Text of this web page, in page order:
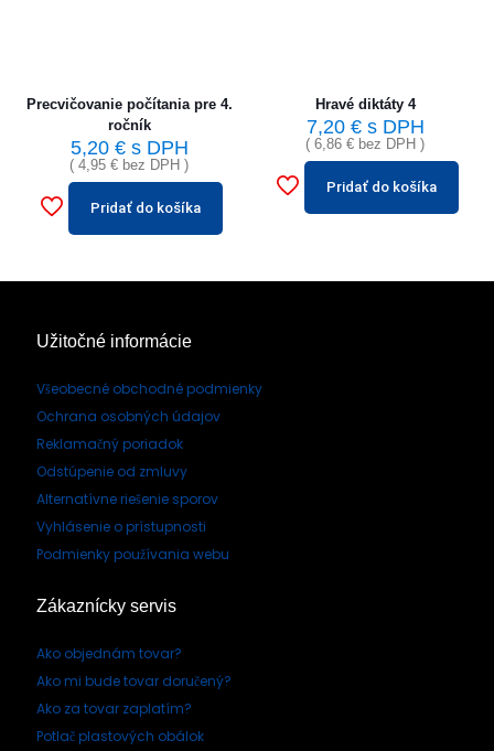
Precvičovanie počítania pre 4.
ročník
5,20 €s DPH
( 4,95 € bez DPH )
Pridať do košíka
Hravé diktáty 4
7,20 €s DPH
( 6,86 € bez DPH )
Pridať do košíka
Užitočné informácie
Všeobecné obchodné podmienky
Ochrana osobných údajov
Reklamačný poriadok
Odstúpenie od zmluvy
Alternatívne riešenie sporov
Vyhlásenie o prístupnosti
Podmienky používania webu
Zákaznícky servis
Ako objednám tovar?
Ako mi bude tovar doručený?
Ako za tovar zaplatím?
Potlač plastových obálok